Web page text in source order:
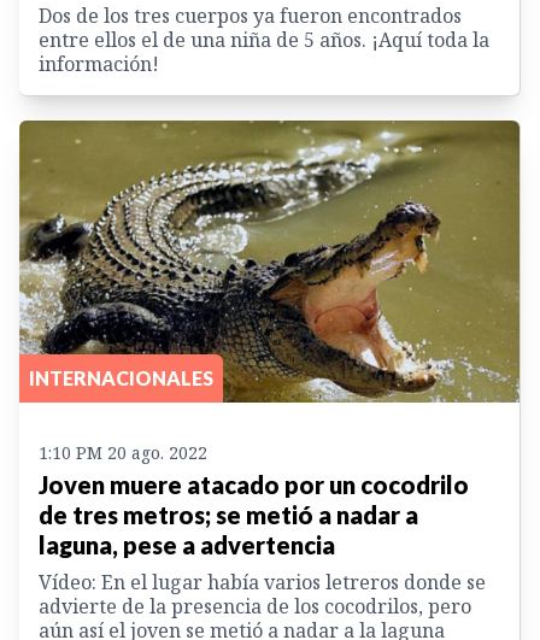
Dos de los tres cuerpos ya fueron encontrados
entre ellos el de una niña de 5 años. ¡Aquí toda la
información!
INTERNACIONALES
1:10 PM 20 ago. 2022
Joven muere atacado por un cocodrilo
de tres metros; se metió a nadar a
laguna, pese a advertencia
Vídeo: En el lugar había varios letreros donde se
advierte de la presencia de los cocodrilos, pero
aún así el joven se metió a nadar a la laguna